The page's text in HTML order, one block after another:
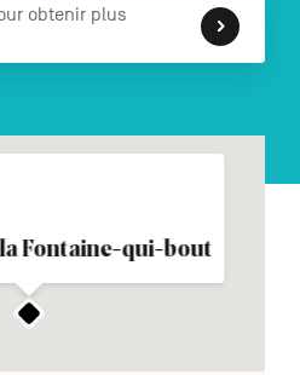
obtenir plus
Fontaine-qui-bout